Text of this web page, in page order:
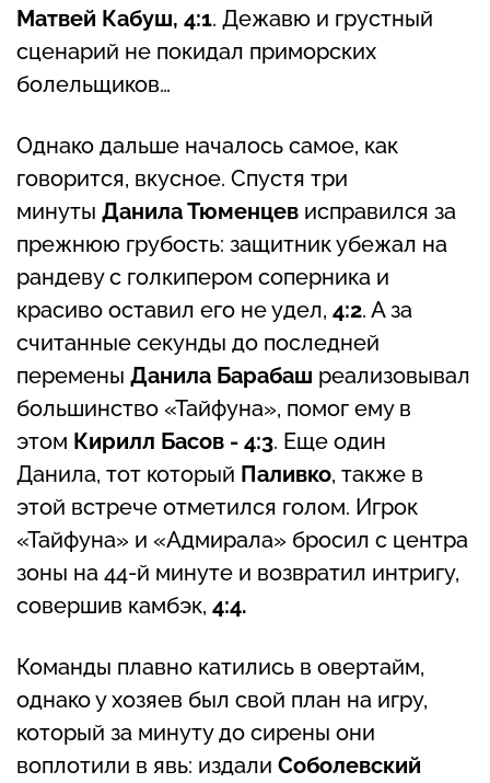
Матвей Кабуш, 4:1. Дежавю и грустный
сценарий не покидал приморских
болельщиков…
Однако дальше началось самое, как
говорится, вкусное. Спустя три
минуты Данила Тюменцев исправился за
прежнюю грубость: защитник убежал на
рандеву с голкипером соперника и
красиво оставил его не удел, 4:2. А за
считанные секунды до последней
перемены Данила Барабаш реализовывал
большинство «Тайфуна», помог ему в
этом Кирилл Басов - 4:3. Еще один
Данила, тот который Паливко, также в
этой встрече отметился голом. Игрок
«Тайфуна» и «Адмирала» бросил с центра
зоны на 44-й минуте и возвратил интригу,
совершив камбэк, 4:4.
Команды плавно катились в овертайм,
однако у хозяев был свой план на игру,
который за минуту до сирены они
воплотили в явь: издали Соболевский